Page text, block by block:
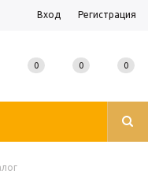
Вход Регистрация
0 0 0